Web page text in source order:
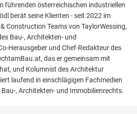
führenden österreichischen industriellen
berät seine Klienten - seit 2022 im
Construction Teams von TaylorWessing,
Bau-, Architekten- und
Herausgeber und Chef-Redakteur des
das er gemeinsam mit
und Kolumnist des Architektur
laufend in einschlägigen Fachmedien
, Architekten- und Immobilienrechts.